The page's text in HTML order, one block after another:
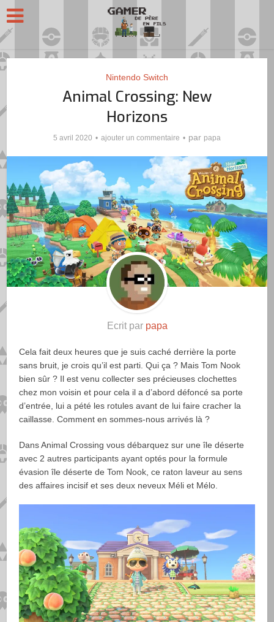
Nintendo Switch
Animal Crossing: New
Horizons
5 avril 2020 ajouter un commentaire par papa
Ecrit par papa
Cela fait deux heures que je suis caché derrière la porte
sans bruit, je crois qu’il est parti. Qui ça ? Mais Tom Nook
bien sûr ? Il est venu collecter ses précieuses clochettes
chez mon voisin et pour cela il a d’abord défoncé sa porte
d’entrée, lui a pété les rotules avant de lui faire cracher la
caillasse. Comment en sommes-nous arrivés là ?
Dans Animal Crossing vous débarquez sur une île déserte
avec 2 autres participants ayant optés pour la formule
évasion île déserte de Tom Nook, ce raton laveur au sens
des affaires incisif et ses deux neveux Méli et Mélo.